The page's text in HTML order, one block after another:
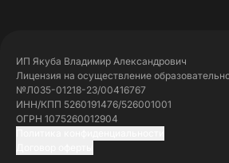
ИП Якуба Владимир Александрович
Лицензия на осуществление
№Л035-01218-23/00416767
ИНН/КПП 5260191476/526001001
ОГРН 1075260012904